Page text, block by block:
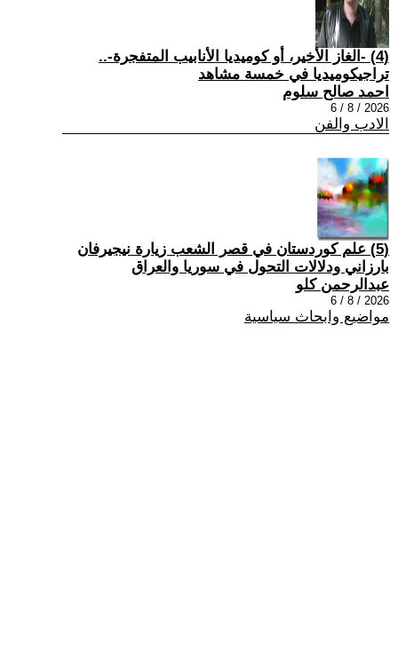
(4) -الغاز الأخير، أو كوميديا الأنابيب المتفجرة-..
تراجيكوميديا في خمسة مشاهد
احمد صالح سلوم
2026 / 8 / 6
الادب والفن
(5) علم كوردستان في قصر الشعب زيارة نيجيرفان
بارزاني ودلالات التحول في سوريا والعراق
عبدالرحمن كلو
2026 / 8 / 6
مواضيع وابحاث سياسية